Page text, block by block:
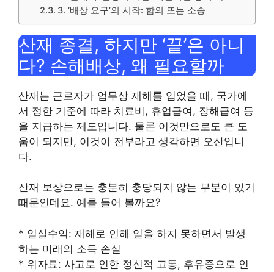
3. ‘배상 요구’의 시작: 합의 또는 소송
산재 종결, 하지만 ‘끝’은 아니
다? 손해배상, 왜 필요할까
산재는 근로자가 업무상 재해를 입었을 때, 국가에
서 정한 기준에 따라 치료비, 휴업급여, 장해급여 등
을 지급하는 제도입니다. 물론 이것만으로도 큰 도
움이 되지만, 이것이 전부라고 생각하면 오산입니
다.
산재 보상으로는 충분히 충당되지 않는 부분이 있기
때문인데요. 예를 들어 볼까요?
* 일실수익: 재해로 인해 일을 하지 못하면서 발생
하는 미래의 소득 손실
* 위자료: 사고로 인한 정신적 고통, 후유증으로 인